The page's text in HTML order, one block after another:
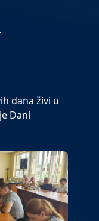
dana živi u
Dani